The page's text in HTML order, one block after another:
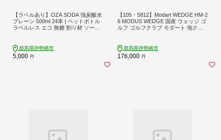
【ラベルあり】OZA SODA 強炭酸水
プレーン 500ml 24本 | ペットボトル
ラベルレス エコ 無糖 割り材 ソーダ
群馬県伊勢崎市
5,000 円
【105・5812】Modart WEDGE HM-2
6 MODUS WEDGE 国産 ウェッジ ゴ
ルフ ゴルフクラブ モダート 地クラ
群馬県伊勢崎市
176,000 円